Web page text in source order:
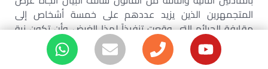
المتجمهرين الذين يزيد عددهم على خمسة أشخاص إلى
مقارفة الجرائم التي وقعت تنفيذاً لهذا الغرض وأن تكون نية
الاعتداء قد جمعتهم وظلت تصاحبهم حتى نفذوا غرضهم
المذكور وأن تكون الجرائم التي ارتكبت قد وقعت نتيجة نشاط